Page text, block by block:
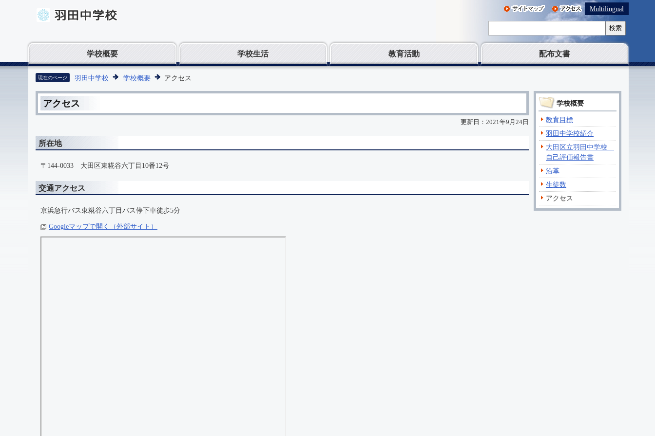
Multilingual
検索
学校概要 学校生活 教育活動 配布文書
現在のページ 羽田中学校 学校概要 アクセス
アクセス
更新日：2021年9月24日
所在地
〒144-0033 大田区東糀谷六丁目10番12号
交通アクセス
京浜急行バス東糀谷六丁目バス停下車徒歩5分
Googleマップで開く（外部サイト）
学校概要
教育目標
羽田中学校紹介
大田区立羽田中学校
自己評価報告書
沿革
生徒数
アクセス